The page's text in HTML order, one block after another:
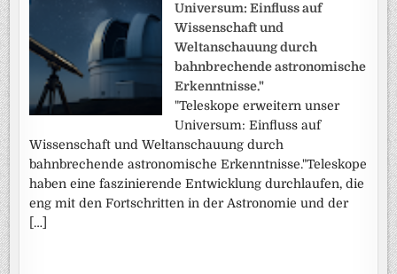
Universum: Einfluss auf
Wissenschaft und
Weltanschauung durch
bahnbrechende astronomische
Erkenntnisse."
"Teleskope erweitern unser
Universum: Einfluss auf
Wissenschaft und Weltanschauung durch
bahnbrechende astronomische Erkenntnisse."Teleskope
haben eine faszinierende Entwicklung durchlaufen, die
eng mit den Fortschritten in der Astronomie und der
[…]